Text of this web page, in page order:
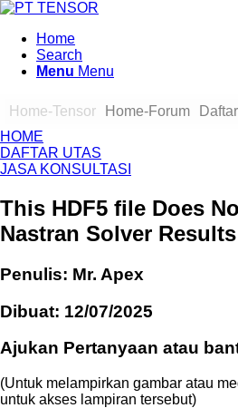
Home
Search
Menu Menu
Home-Tensor Home-Forum
HOME
DAFTAR UTAS
JASA KONSULTASI
This HDF5 file Does
Nastran Solver Results
Penulis: Mr. Apex
Dibuat: 12/07/2025
Ajukan Pertanyaan atau
(Untuk melampirkan gambar atau
untuk akses lampiran tersebut)